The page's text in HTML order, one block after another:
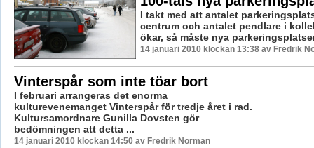
I takt med att antalet
centrum och antalet pendlare i
ökar, så måste nya
14 januari 2010 klockan 13:38 av Fredrik
Vinterspår som inte töar bort
I februari arrangeras det enorma
kulturevenemanget Vinterspår för tredje året i rad.
Kultursamordnare Gunilla Dovsten gör
bedömningen att detta ...
14 januari 2010 klockan 14:50 av Fredrik Norman